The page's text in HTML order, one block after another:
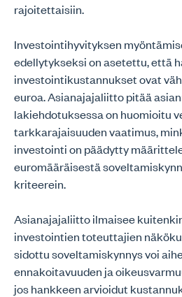
rajoitettaisiin.
Investointihyvityksen
edellytykseksi on asetettu, että
investointikustannukset ovat
euroa. Asianajajaliitto pitää
lakiehdotuksessa on huomioitu
tarkkarajaisuuden vaatimus,
investointi on päädytty
euromääräisestä
kriteerein.
Asianajajaliitto ilmaisee
investointien toteuttajien
sidottu soveltamiskynnys voi
ennakoitavuuden ja
jos hankkeen arvioidut